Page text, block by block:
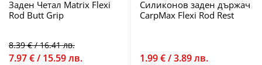
Заден Четал Matrix Flexi
Rod Butt Grip
8.39 € / 16.41 лв.
7.97 € / 15.59 лв.
Силиконов заден държач
CarpMax Flexi Rod Rest
1.99 € / 3.89 лв.